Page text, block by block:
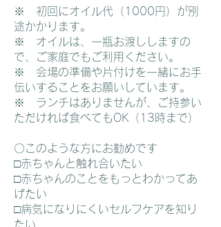
※ 初回にオイル代（1000円）が別
途かかります。
※ オイルは、一瓶お渡ししますの
で、ご家庭でもご利用ください。
※ 会場の準備や片付けを一緒にお手
伝いすることをお願いしています。
※ ランチはありませんが、ご持参い
ただければ食べてもOK（13時まで）
〇このような方にお勧めです
□赤ちゃんと触れ合いたい
□赤ちゃんのことをもっとわかってあ
げたい
□病気になりにくいセルフケアを知り
たい